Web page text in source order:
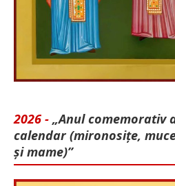
2026 - „Anul comemorativ
calendar (mironosițe,
și mame)”